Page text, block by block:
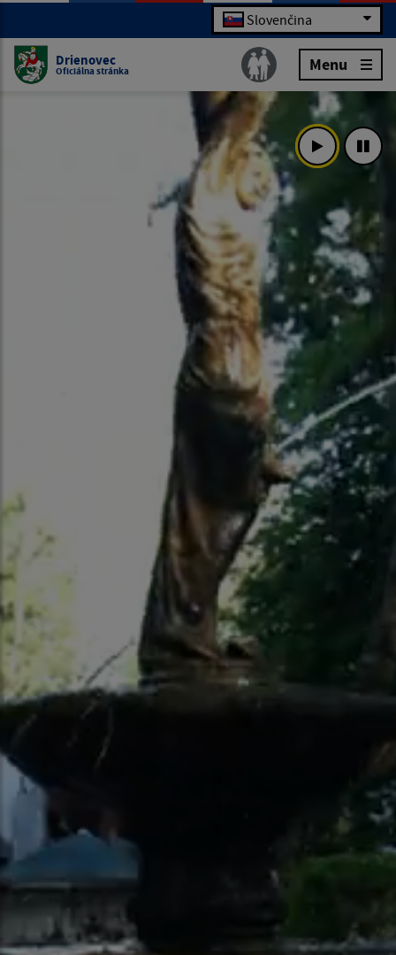
Slovenčina
Drienovec
Oficiálna stránka Menu